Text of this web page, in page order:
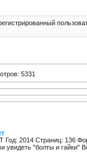
5331
2014 Страниц: 136
увидеть "болты и гайки"